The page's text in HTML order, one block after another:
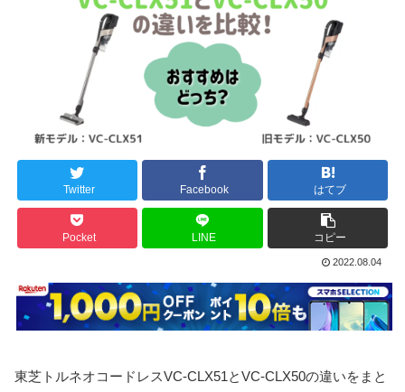
Twitter Facebook はてブ
Pocket LINE コピー
2022.08.04
東芝トルネオコードレスVC-CLX51とVC-CLX50の違いをまと